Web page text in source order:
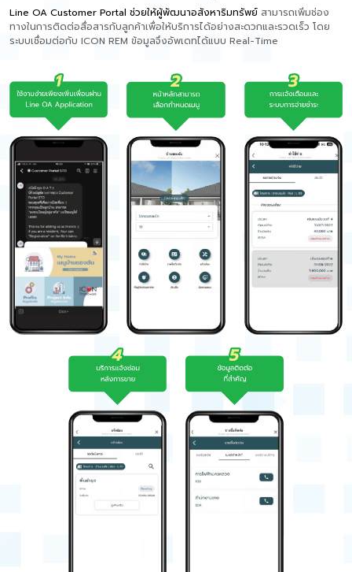
Line OA Customer Portal ช่วยให้ผู้พัฒนาอสังหาริมทรัพย์ สามารถเพิ่มช่อง
ทางในการติดต่อสื่อสารกับลูกค้าเพื่อให้บริการได้อย่างสะดวกและรวดเร็ว โดย
ระบบเชื่อมต่อกับ ICON REM ข้อมูลจึงอัพเดทได้แบบ Real-Time